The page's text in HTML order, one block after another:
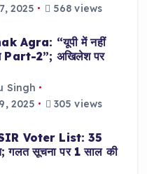
2025 568 views
Agra: “यूपी में नहीं
Part-2”; अखिलेश पर
Singh
2025
305 views
Voter List: 35
गलत सूचना पर 1 साल की